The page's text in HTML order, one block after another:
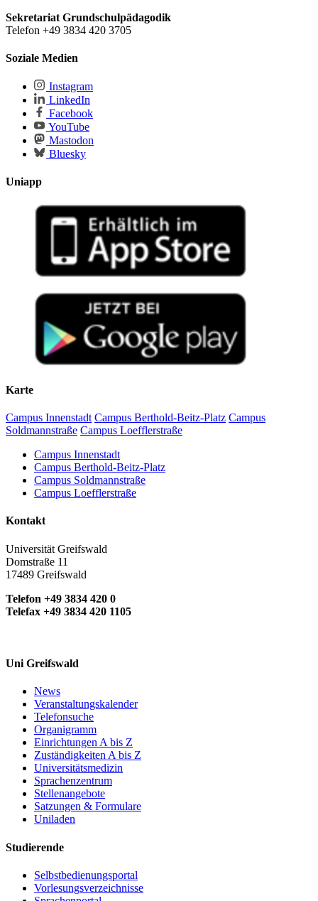
Sekretariat Grundschulpädagodik
Telefon +49 3834 420 3705
Soziale Medien
Instagram
LinkedIn
Facebook
YouTube
Mastodon
Bluesky
Uniapp
Karte
Campus Innenstadt Campus Berthold-Beitz-Platz Campus
Soldmannstraße Campus Loefflerstraße
Campus Innenstadt
Campus Berthold-Beitz-Platz
Campus Soldmannstraße
Campus Loefflerstraße
Kontakt
Universität Greifswald
Domstraße 11
17489 Greifswald
Telefon +49 3834 420 0
Telefax +49 3834 420 1105
Uni Greifswald
News
Veranstaltungskalender
Telefonsuche
Organigramm
Einrichtungen A bis Z
Zuständigkeiten A bis Z
Universitätsmedizin
Sprachenzentrum
Stellenangebote
Satzungen & Formulare
Uniladen
Studierende
Selbstbedienungsportal
Vorlesungsverzeichnisse